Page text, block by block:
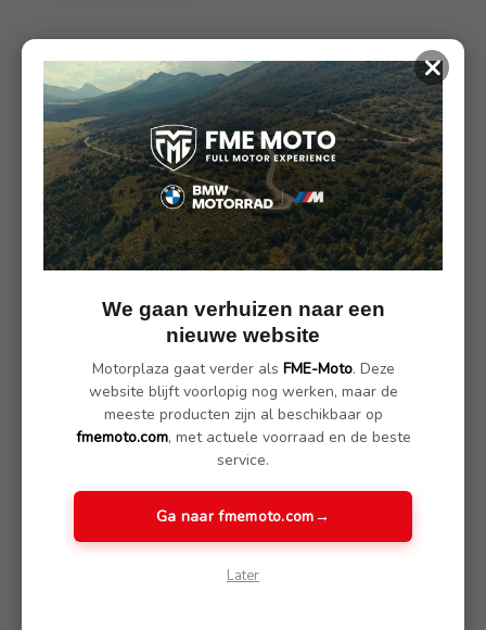
slotcilinder 204
€ 29.00
BMW Bagagerek tas 4,5L
€ 106.20
€ 118.00
BMW Tanktas
€ 136.80
BMW Topkoffer klein 28
Liter
×
We gaan verhuizen naar een
nieuwe website
Motorplaza gaat verder als FME-Moto. Deze
website blijft voorlopig nog werken, maar de
meeste producten zijn al beschikbaar op
fmemoto.com, met actuele voorraad en de beste
service.
Ga naar fmemoto.com→
Later